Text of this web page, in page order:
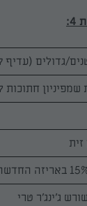
ג'ינג'ר טרי